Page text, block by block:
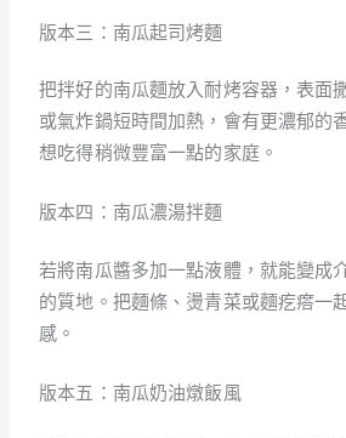
版本三：南瓜起司烤麵
把拌好的南瓜麵放入耐烤容器，表面
或氣炸鍋短時間加熱，會有更濃郁的
想吃得稍微豐富一點的家庭。
版本四：南瓜濃湯拌麵
若將南瓜醬多加一點液體，就能變成
的質地。把麵條、燙青菜或麵疙瘩一
感。
版本五：南瓜奶油燉飯風